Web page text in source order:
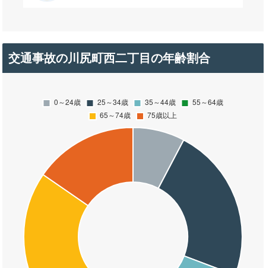
交通事故の川尻町西二丁目の年齢割合